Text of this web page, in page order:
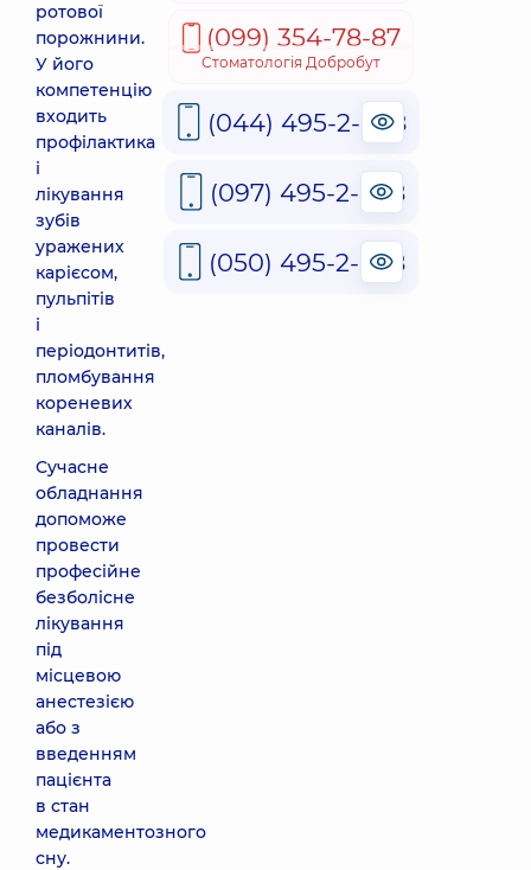
ротової
порожнини.
У його
компетенцію
входить
профілактика
і
лікування
зубів
уражених
карієсом,
пульпітів
і
періодонтитів,
пломбування
кореневих
каналів.
Сучасне
обладнання
допоможе
провести
професійне
безболісне
лікування
під
місцевою
анестезією
або з
введенням
пацієнта
в стан
медикаментозного
сну.
(099) 354-78-87
Стоматологія Добробут
(044) 495-2-888
(097) 495-2-888
(050) 495-2-888